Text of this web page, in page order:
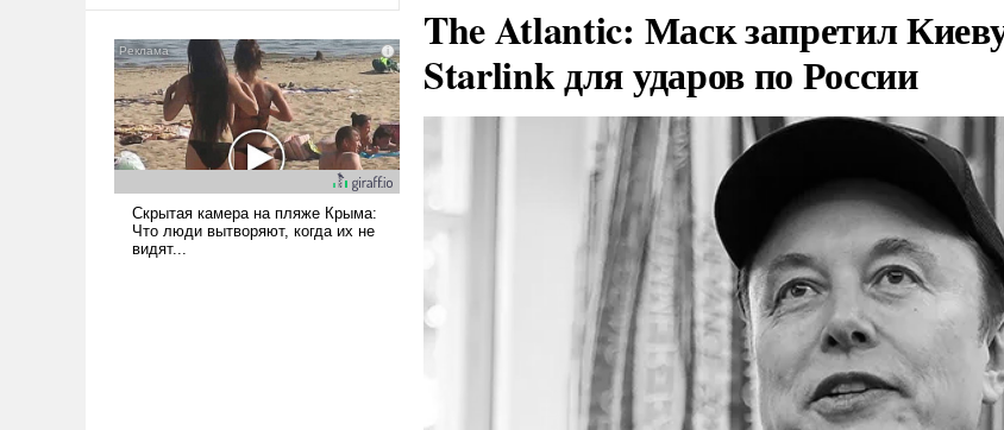
ударами судьбы, брать на себя
ответственность, помогать
слабым, идти вперед и
адаптироваться.
The Atlantic: Маск запретил
Starlink для ударов по России